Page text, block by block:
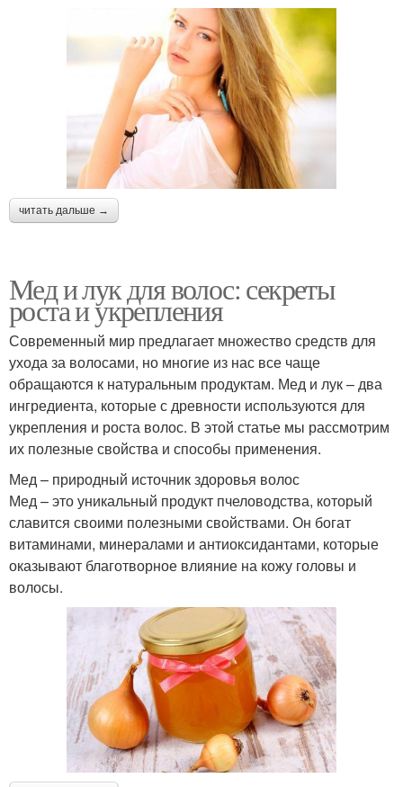
читать дальше →
Мед и лук для волос: секреты
роста и укрепления
Современный мир предлагает множество средств для
ухода за волосами, но многие из нас все чаще
обращаются к натуральным продуктам. Мед и лук – два
ингредиента, которые с древности используются для
укрепления и роста волос. В этой статье мы рассмотрим
их полезные свойства и способы применения.
Мед – природный источник здоровья волос
Мед – это уникальный продукт пчеловодства, который
славится своими полезными свойствами. Он богат
витаминами, минералами и антиоксидантами, которые
оказывают благотворное влияние на кожу головы и
волосы.